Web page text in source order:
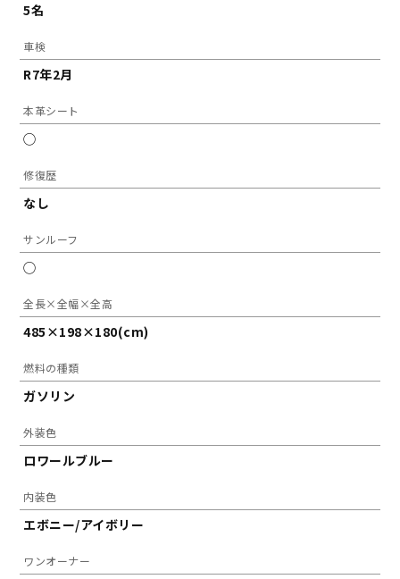
5名
車検
R7年2月
本革シート
◯
修復歴
なし
サンルーフ
◯
全長×全幅×全高
485×198×180(cm)
燃料の種類
ガソリン
外装色
ロワールブルー
内装色
エボニー/アイボリー
ワンオーナー